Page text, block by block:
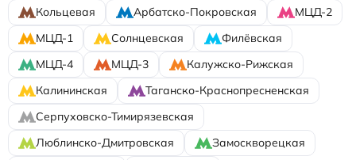
Кольцевая
Арбатско-Покровская
МЦД-2
МЦД-1
Солнцевская
Филёвская
МЦД-4
МЦД-3
Калужско-Рижская
Калининская
Таганско-Краснопресненская
Серпуховско-Тимирязевская
Люблинско-Дмитровская
Замоскворецкая